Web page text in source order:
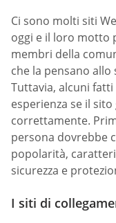
Ci sono molti siti
oggi e il loro motto
membri della
che la pensano
Tuttavia, alcuni
esperienza se il
correttamente.
persona dovrebbe
popolarità,
sicurezza e
I siti di